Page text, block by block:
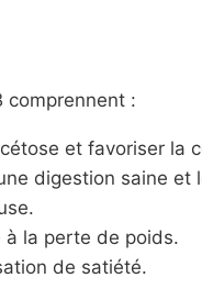
comprennent :
et favoriser la
digestion saine et
la perte de poids.
de satiété.